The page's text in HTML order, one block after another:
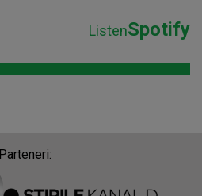
ListenSpotify
Parteneri: